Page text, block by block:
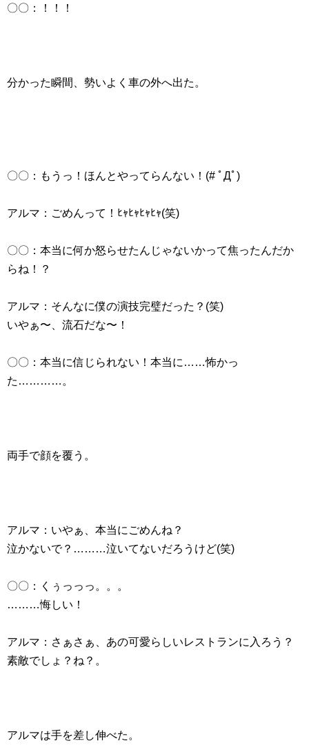
〇〇：！！！
分かった瞬間、勢いよく車の外へ出た。
〇〇：もうっ！ほんとやってらんない！(# ﾟДﾟ)
アルマ：ごめんって！ﾋｬﾋｬﾋｬﾋｬ(笑)
〇〇：本当に何か怒らせたんじゃないかって焦ったんだか
らね！？
アルマ：そんなに僕の演技完璧だった？(笑)
いやぁ〜、流石だな〜！
〇〇：本当に信じられない！本当に……怖かっ
た…………。
両手で顔を覆う。
アルマ：いやぁ、本当にごめんね？
泣かないで？………泣いてないだろうけど(笑)
〇〇：くぅっっっ。。。
………悔しい！
アルマ：さぁさぁ、あの可愛らしいレストランに入ろう？
素敵でしょ？ね？。
アルマは手を差し伸べた。